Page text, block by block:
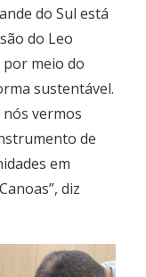
do Sul está
do Leo
por meio do
sustentável.
vermos
de
em
diz